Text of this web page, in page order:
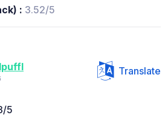
: 3.52/5
Translate
5